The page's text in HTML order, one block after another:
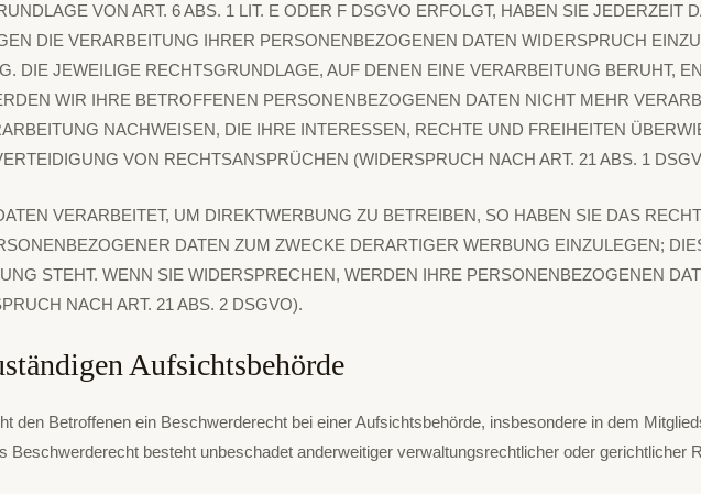
VON ART. 6 ABS. 1 LIT. E ODER F DSGVO ERFOLGT, HABEN SIE JEDERZEIT
DIE VERARBEITUNG IHRER PERSONENBEZOGENEN DATEN WIDERSPRUCH
DIE JEWEILIGE RECHTSGRUNDLAGE, AUF DENEN EINE VERARBEITUNG BERUHT,
WIR IHRE BETROFFENEN PERSONENBEZOGENEN DATEN NICHT MEHR
NACHWEISEN, DIE IHRE INTERESSEN, RECHTE UND FREIHEITEN
VON RECHTSANSPRÜCHEN (WIDERSPRUCH NACH ART. 21 ABS. 1
VERARBEITET, UM DIREKTWERBUNG ZU BETREIBEN, SO HABEN SIE DAS
DATEN ZUM ZWECKE DERARTIGER WERBUNG EINZULEGEN;
STEHT. WENN SIE WIDERSPRECHEN, WERDEN IHRE PERSONENBEZOGENEN
NACH ART. 21 ABS. 2 DSGVO).
Aufsichts­behörde
den Betroffenen ein Beschwerderecht bei einer Aufsichtsbehörde, insbesondere in dem
besteht unbeschadet anderweitiger verwaltungsrechtlicher oder gerichtlicher